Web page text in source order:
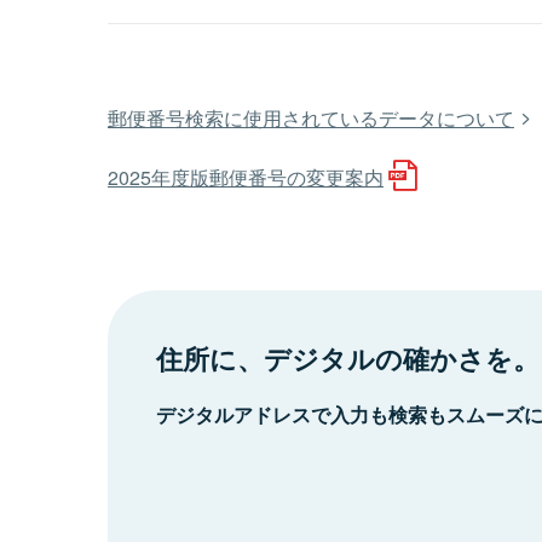
郵便番号検索に使用されているデータについて
2025年度版郵便番号の変更案内
住所に、デジタルの確かさを。
デジタルアドレスで入力も検索もスムーズ